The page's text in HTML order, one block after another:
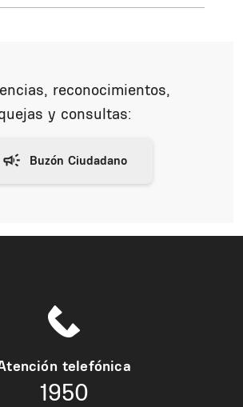
reconocimientos,
y consultas:
telefónica
1950